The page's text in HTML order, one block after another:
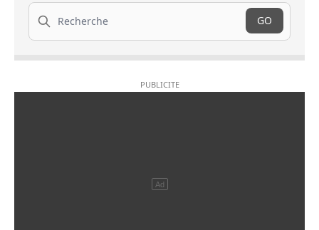
Recherche
GO